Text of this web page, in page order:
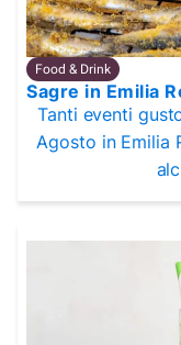
Food & Drink
Sagre in Emilia
Tanti eventi
Agosto in Emilia